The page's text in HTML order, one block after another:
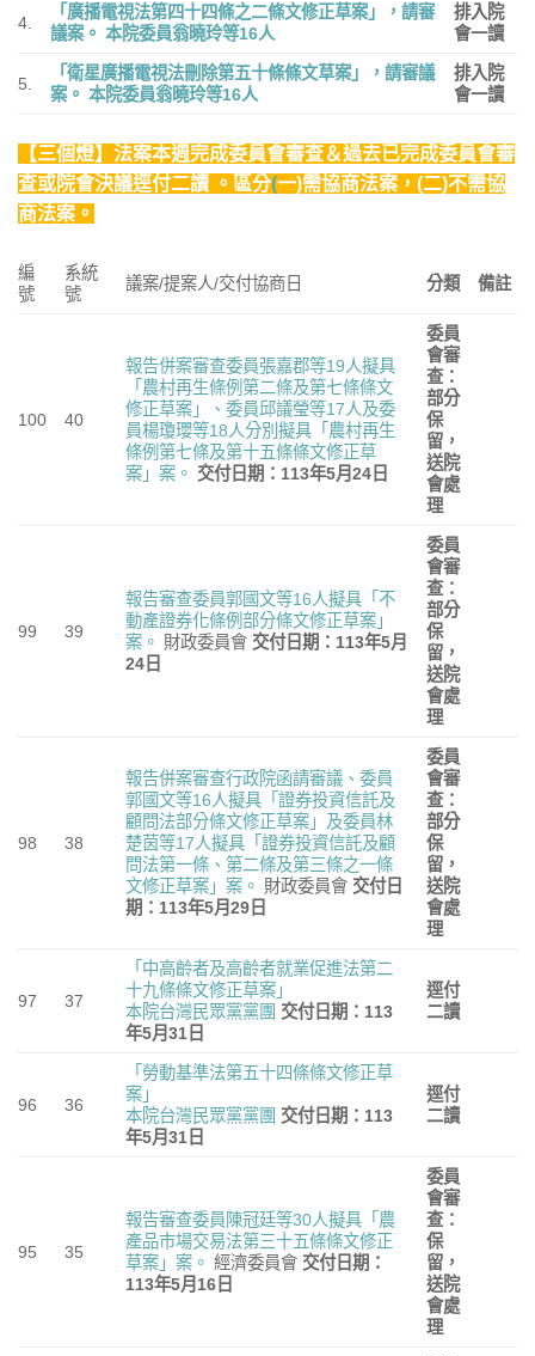
4.
「廣播電視法第四十四條之二條文修正草案」，請審
議案。 本院委員翁曉玲等16人
排入院
會一讀
5.
「衛星廣播電視法刪除第五十條條文草案」，請審議
案。 本院委員翁曉玲等16人
排入院
會一讀
【三個燈】法案本週完成委員會審查＆過去已完成委員會審
查或院會決議逕付二讀 。區分(一)需協商法案，(二)不需協
商法案。
編
號
系統
號
議案/提案人/交付協商日 分類 備註
100 40
報告併案審查委員張嘉郡等19人擬具
「農村再生條例第二條及第七條條文
修正草案」、委員邱議瑩等17人及委
員楊瓊瓔等18人分別擬具「農村再生
條例第七條及第十五條條文修正草
案」案。 交付日期：113年5月24 日
委員
會審
查：
部分
保
留，
送院
會處
理
99 39
報告審查委員郭國文等16人擬具「不
動產證券化條例部分條文修正草案」
案。 財政委員會 交付日期：113年5月
24 日
委員
會審
查：
部分
保
留，
送院
會處
理
98 38
報告併案審查行政院函請審議、委員
郭國文等16人擬具「證券投資信託及
顧問法部分條文修正草案」及委員林
楚茵等17人擬具「證券投資信託及顧
問法第一條、第二條及第三條之一條
文修正草案」案。 財政委員會 交付日
期：113年5月29 日
委員
會審
查：
部分
保
留，
送院
會處
理
97 37
「中高齡者及高齡者就業促進法第二
十九條條文修正草案」
本院台灣民眾黨黨團 交付日期：113
年5月31 日
逕付
二讀
96 36
「勞動基準法第五十四條條文修正草
案」
本院台灣民眾黨黨團 交付日期：113
年5月31 日
逕付
二讀
95 35
報告審查委員陳冠廷等30人擬具「農
產品市場交易法第三十五條條文修正
草案」案。 經濟委員會 交付日期：
113年5月16 日
委員
會審
查：
保
留，
送院
會處
理